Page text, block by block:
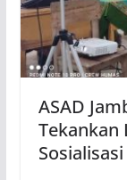
ASAD
Tekankan